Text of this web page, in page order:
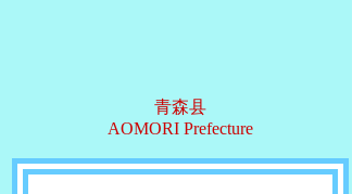
青森县
AOMORI Prefecture